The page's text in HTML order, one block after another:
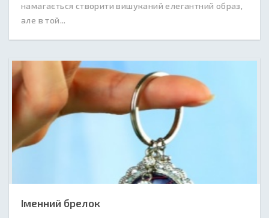
намагається створити вишуканий елегантний образ,
але в той...
Іменний брелок